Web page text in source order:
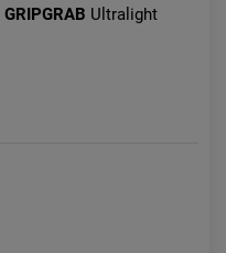
GRIPGRAB Ultralight